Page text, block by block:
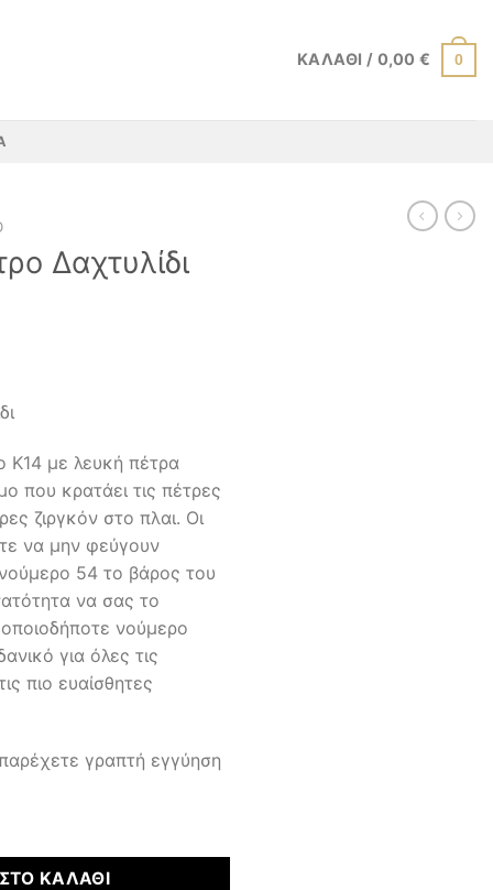
ΚΑΛΆΘΙ / 0,00€ 0
Δαχτυλίδι
Κ14 με λευκή πέτρα
που κρατάει τις πέτρες
ζιργκόν στο πλαι. Οι
να μην φεύγουν
νούμερο 54 το βάρος του
να σας το
νούμερο
για όλες τις
πιο ευαίσθητες
γραπτή εγγύηση
ΚΑΛΆΘΙ